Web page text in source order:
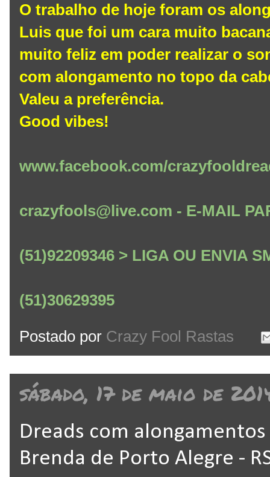
O trabalho de hoje foram os
Luis que foi um cara muito
muito feliz em poder realizar o
com alongamento no topo da
Valeu a preferência.
Good vibes!
www.facebook.com/
crazyfools@live.com - E-MAIL
(51)92209346 > LIGA OU ENVIA
(51)30629395
Postado por Crazy Fool Rastas
sábado, 17 de maio de
Dreads com alongamentos
Brenda de Porto Alegre -